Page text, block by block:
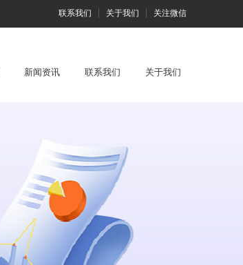
联系我们 关于我们 关注微信
新闻资讯 联系我们 关于我们